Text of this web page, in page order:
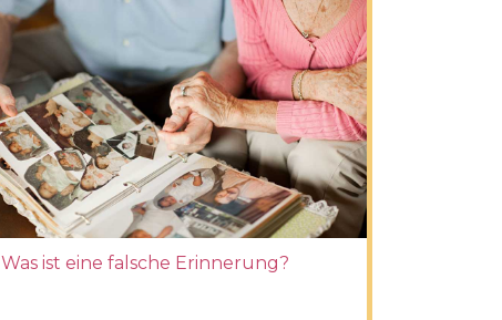
Was ist eine falsche Erinnerung?